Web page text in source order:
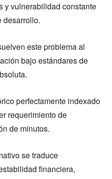
y vulnerabilidad constante
desarrollo.
este problema al
bajo estándares de
perfectamente indexado
requerimiento de
de minutos.
se traduce
financiera,